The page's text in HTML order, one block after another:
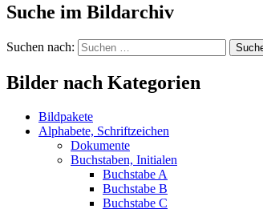
Suche im Bildarchiv
Suchen nach:
Bilder nach Kategorien
Bildpakete
Alphabete, Schriftzeichen
Dokumente
Buchstaben, Initialen
Buchstabe A
Buchstabe B
Buchstabe C